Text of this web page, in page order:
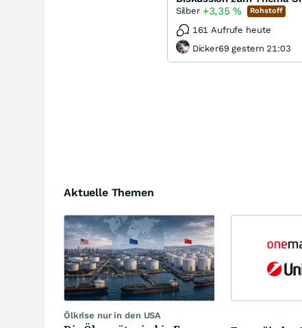
Silber +3,35% Rohstoff
161 Aufrufe heute
Dicker69 gestern 21:03
Aktuelle Themen
Ölkrise nur in den USA